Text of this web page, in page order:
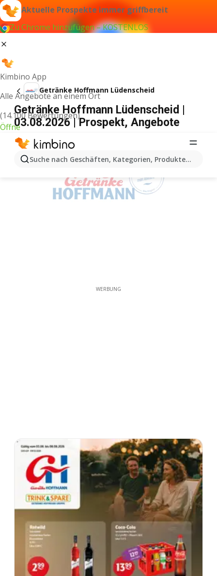
Aktuelle Prospekte immer griffbereit
Zu Chrome hinzufügen – KOSTENLOS
Kimbino App
Alle Angebote an einem Ort
(14.100 Bewertungen)
Öffne
Suche nach Geschäften, Kategorien, Produkten...
Getränke Hoffmann Lüdenscheid
Getränke Hoffmann Lüdenscheid |
03.08.2026 | Prospekt, Angebote
WERBUNG